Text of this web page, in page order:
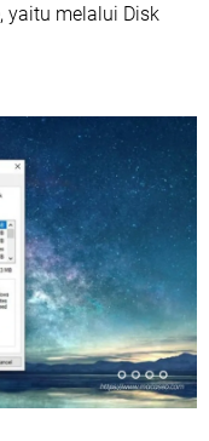
yaitu melalui Disk